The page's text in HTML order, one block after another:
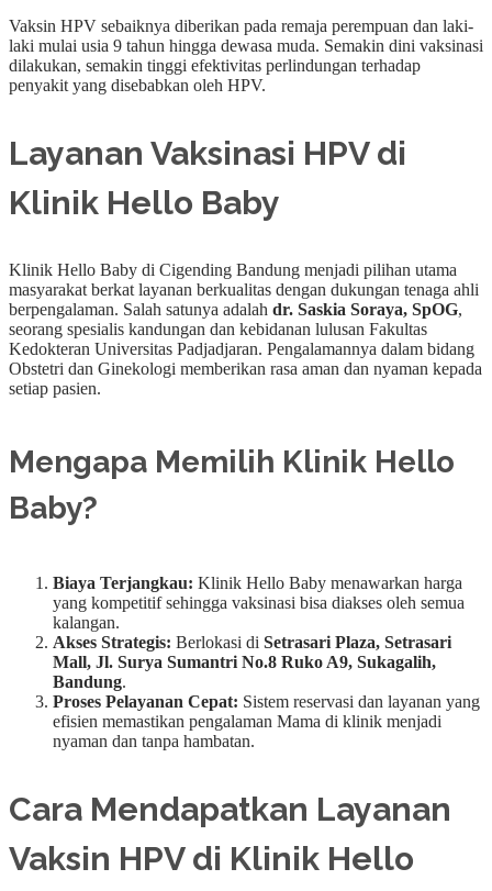
Vaksin HPV sebaiknya diberikan pada remaja perempuan dan laki-
laki mulai usia 9 tahun hingga dewasa muda. Semakin dini vaksinasi
dilakukan, semakin tinggi efektivitas perlindungan terhadap
penyakit yang disebabkan oleh HPV.
Layanan Vaksinasi HPV di
Klinik Hello Baby
Klinik Hello Baby di Cigending Bandung menjadi pilihan utama
masyarakat berkat layanan berkualitas dengan dukungan tenaga ahli
berpengalaman. Salah satunya adalah dr. Saskia Soraya, SpOG,
seorang spesialis kandungan dan kebidanan lulusan Fakultas
Kedokteran Universitas Padjadjaran. Pengalamannya dalam bidang
Obstetri dan Ginekologi memberikan rasa aman dan nyaman kepada
setiap pasien.
Mengapa Memilih Klinik Hello
Baby?
Biaya Terjangkau: Klinik Hello Baby menawarkan harga
yang kompetitif sehingga vaksinasi bisa diakses oleh semua
kalangan.
Akses Strategis: Berlokasi di Setrasari Plaza, Setrasari
Mall, Jl. Surya Sumantri No.8 Ruko A9, Sukagalih,
Bandung.
Proses Pelayanan Cepat: Sistem reservasi dan layanan yang
efisien memastikan pengalaman Mama di klinik menjadi
nyaman dan tanpa hambatan.
Cara Mendapatkan Layanan
Vaksin HPV di Klinik Hello